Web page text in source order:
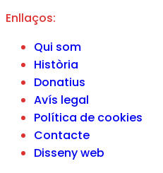
Enllaços:
Qui som
Història
Donatius
Avís legal
Política de cookies
Contacte
Disseny web